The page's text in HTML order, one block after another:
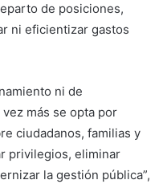
de posiciones,
ni eficientizar gastos
ni de
más se opta por
ciudadanos, familias y
privilegios, eliminar
la gestión pública”,